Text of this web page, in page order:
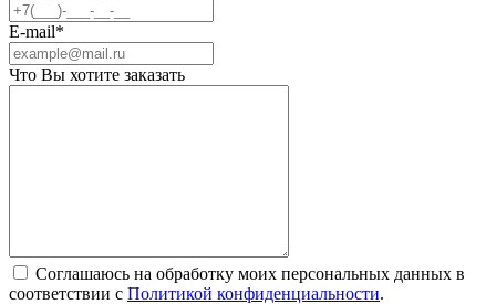
E-mail*
Что Вы хотите заказать
Соглашаюсь на обработку моих персональных данных в
соответствии с Политикой конфиденциальности.